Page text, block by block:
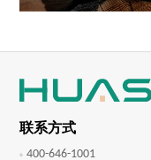
联系方式
400-646-1001